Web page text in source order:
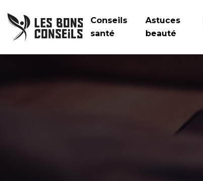
Conseils
santé
Astuces
beauté